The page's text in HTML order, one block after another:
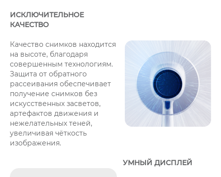
ИСКЛЮЧИТЕЛЬНОЕ
КАЧЕСТВО
Качество снимков находится
на высоте, благодаря
совершенным технологиям.
Защита от обратного
рассеивания обеспечивает
получение снимков без
искусственных засветов,
артефактов движения и
нежелательных теней,
увеличивая чёткость
изображения.
УМНЫЙ ДИСПЛЕЙ